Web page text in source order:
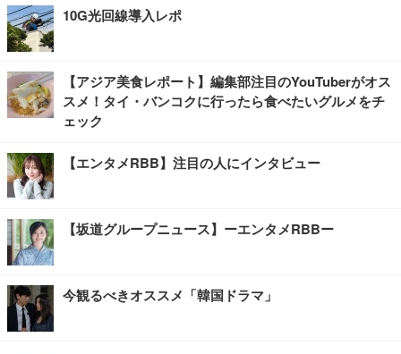
10G光回線導入レポ
【アジア美食レポート】編集部注目のYouTuberがオス
スメ！タイ・バンコクに行ったら食べたいグルメをチ
ェック
【エンタメRBB】注目の人にインタビュー
【坂道グループニュース】ーエンタメRBBー
今観るべきオススメ「韓国ドラマ」